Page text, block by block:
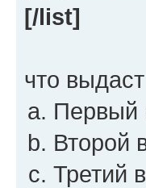
[/list]
что выдаст
Первый
Второй
Третий